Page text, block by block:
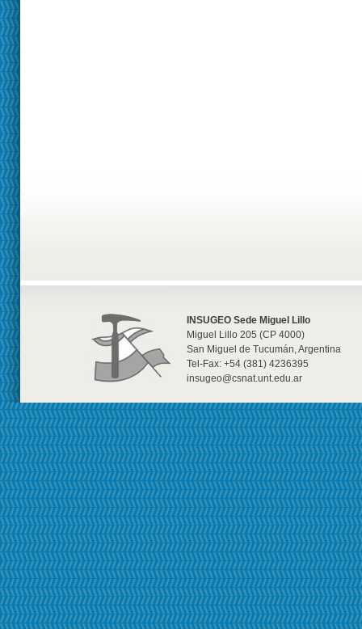
INSUGEO Sede Miguel Lillo
Miguel Lillo 205 (CP 4000)
San Miguel de Tucumán, Argentina
Tel-Fax: +54 (381) 4236395
insugeo@csnat.unt.edu.ar